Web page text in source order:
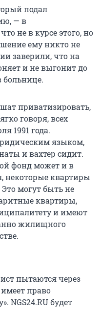
подал
— в
не в курсе этого, но
ему никто не
заверили, что на
и не выгонит до
больнице.
приватизировать,
говоря, всех
1991 года.
языком,
и вахтер сидит.
фонд может и в
некоторые квартиры
могут быть не
квартиры,
и имеют
жилищного
пытаются через
право
NGS24.RU будет